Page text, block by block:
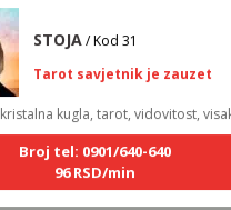
STOJA / Kod 31
Tarot savjetnik je zauzet
kristalna kugla, tarot, vidovitost, visak
Broj tel: 0901/640-640
96 RSD/min